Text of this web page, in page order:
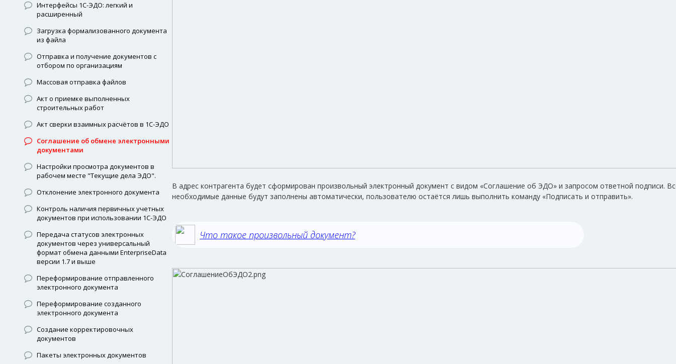
Интерфейсы 1С-ЭДО: легкий и
расширенный
Загрузка формализованного документа
из файла
Отправка и получение документов с
отбором по организациям
Массовая отправка файлов
Акт о приемке выполненных
строительных работ
Акт сверки взаимных расчётов в 1С-ЭДО
Соглашение об обмене электронными
документами
Настройки просмотра документов в
рабочем месте "Текущие дела ЭДО".
Отклонение электронного документа
Контроль наличия первичных учетных
документов при использовании 1С-ЭДО
Передача статусов электронных
документов через универсальный
формат обмена данными EnterpriseData
версии 1.7 и выше
Переформирование отправленного
электронного документа
Переформирование созданного
электронного документа
Создание корректировочных
документов
Пакеты электронных документов
В адрес контрагента будет сформирован произвольный электронный документ с видом «Соглашение об ЭДО» и запросом ответной подписи.
необходимые данные будут заполнены автоматически, пользователю остаётся лишь выполнить команду «Подписать и отправить».
Что такое произвольный документ?